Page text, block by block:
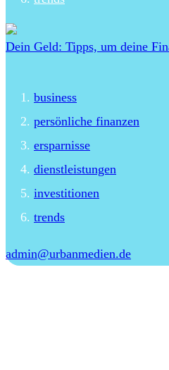
Dein Geld: Tipps, um deine
business
persönliche finanzen
ersparnisse
dienstleistungen
investitionen
trends
admin@urbanmedien.de